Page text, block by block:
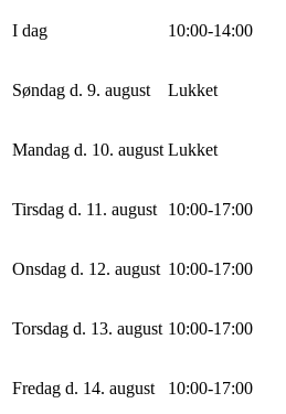
I dag 10:00-14:00
Søndag d. 9. august Lukket
Mandag d. 10. august Lukket
Tirsdag d. 11. august 10:00-17:00
Onsdag d. 12. august 10:00-17:00
Torsdag d. 13. august 10:00-17:00
Fredag d. 14. august 10:00-17:00